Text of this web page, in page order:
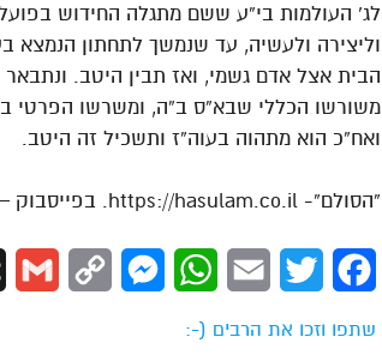
לג’ העולמות בי”ע ששם מתגלה החידוש
וליצירה ולעשיה, עד שנמשך לתחתון הנמצא
הבית אצל אדם גשמי, ואז תבין היטב.
משורשו הכללי שבא”ס ב”ה, ומשרשו הפרטי
ואח”כ הוא מתהוה בעוה”ז ותשכיל זה היטב.
“הסולם”- https://hasulam.co.il. בפייסבוק – http://facebook.com/hasulams
Facebook
Twitter
Email
WhatsApp
Messenger
Copy
שתפו וזכו את הרבים (-: